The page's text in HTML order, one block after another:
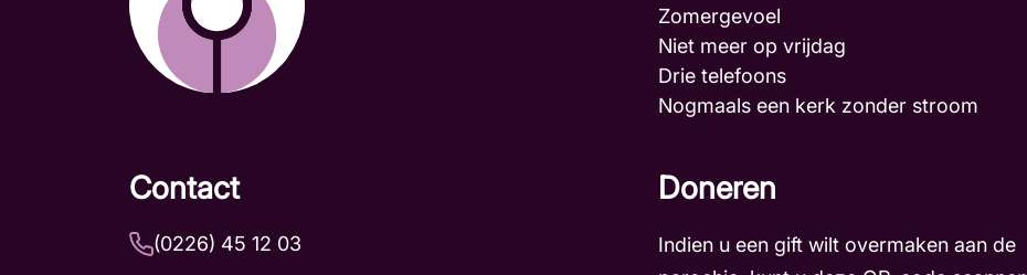
Zomergevoel
Niet meer op vrijdag
Drie telefoons
Nogmaals een kerk zonder stroom
Contact
(0226) 45 12 03
Doneren
Indien u een gift wilt overmaken aan de